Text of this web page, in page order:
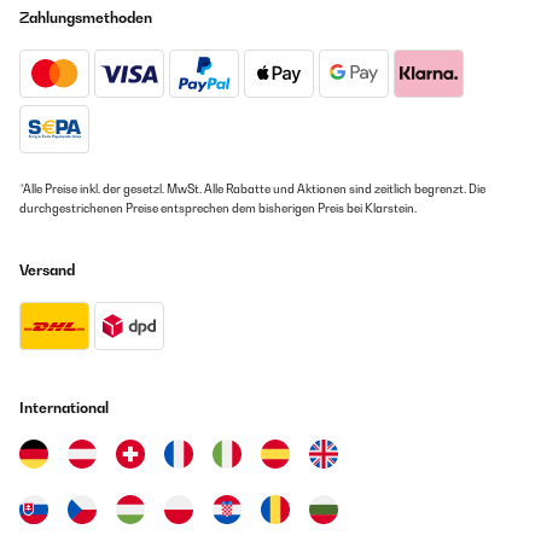
compared to other brands I have used before, this dehumidifier
economical.Overall, from performance and design to user
experience, this dehumidifier is outstanding. I highly recommend
it to anyone in need of a reliable and efficient dehumidifier!
Amazon user
Zahlungsmethoden
*Alle Preise inkl. der gesetzl. MwSt. Alle Rabatte und Aktionen sind zeitlich begrenzt. Die
durchgestrichenen Preise entsprechen dem bisherigen Preis bei Klarstein.
Versand
International